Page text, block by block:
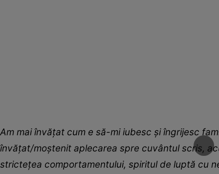
Am mai învățat cum e să-mi iubesc și îngrijesc
învățat/moștenit aplecarea spre cuvântul scris,
strictețea comportamentului, spiritul de luptă cu